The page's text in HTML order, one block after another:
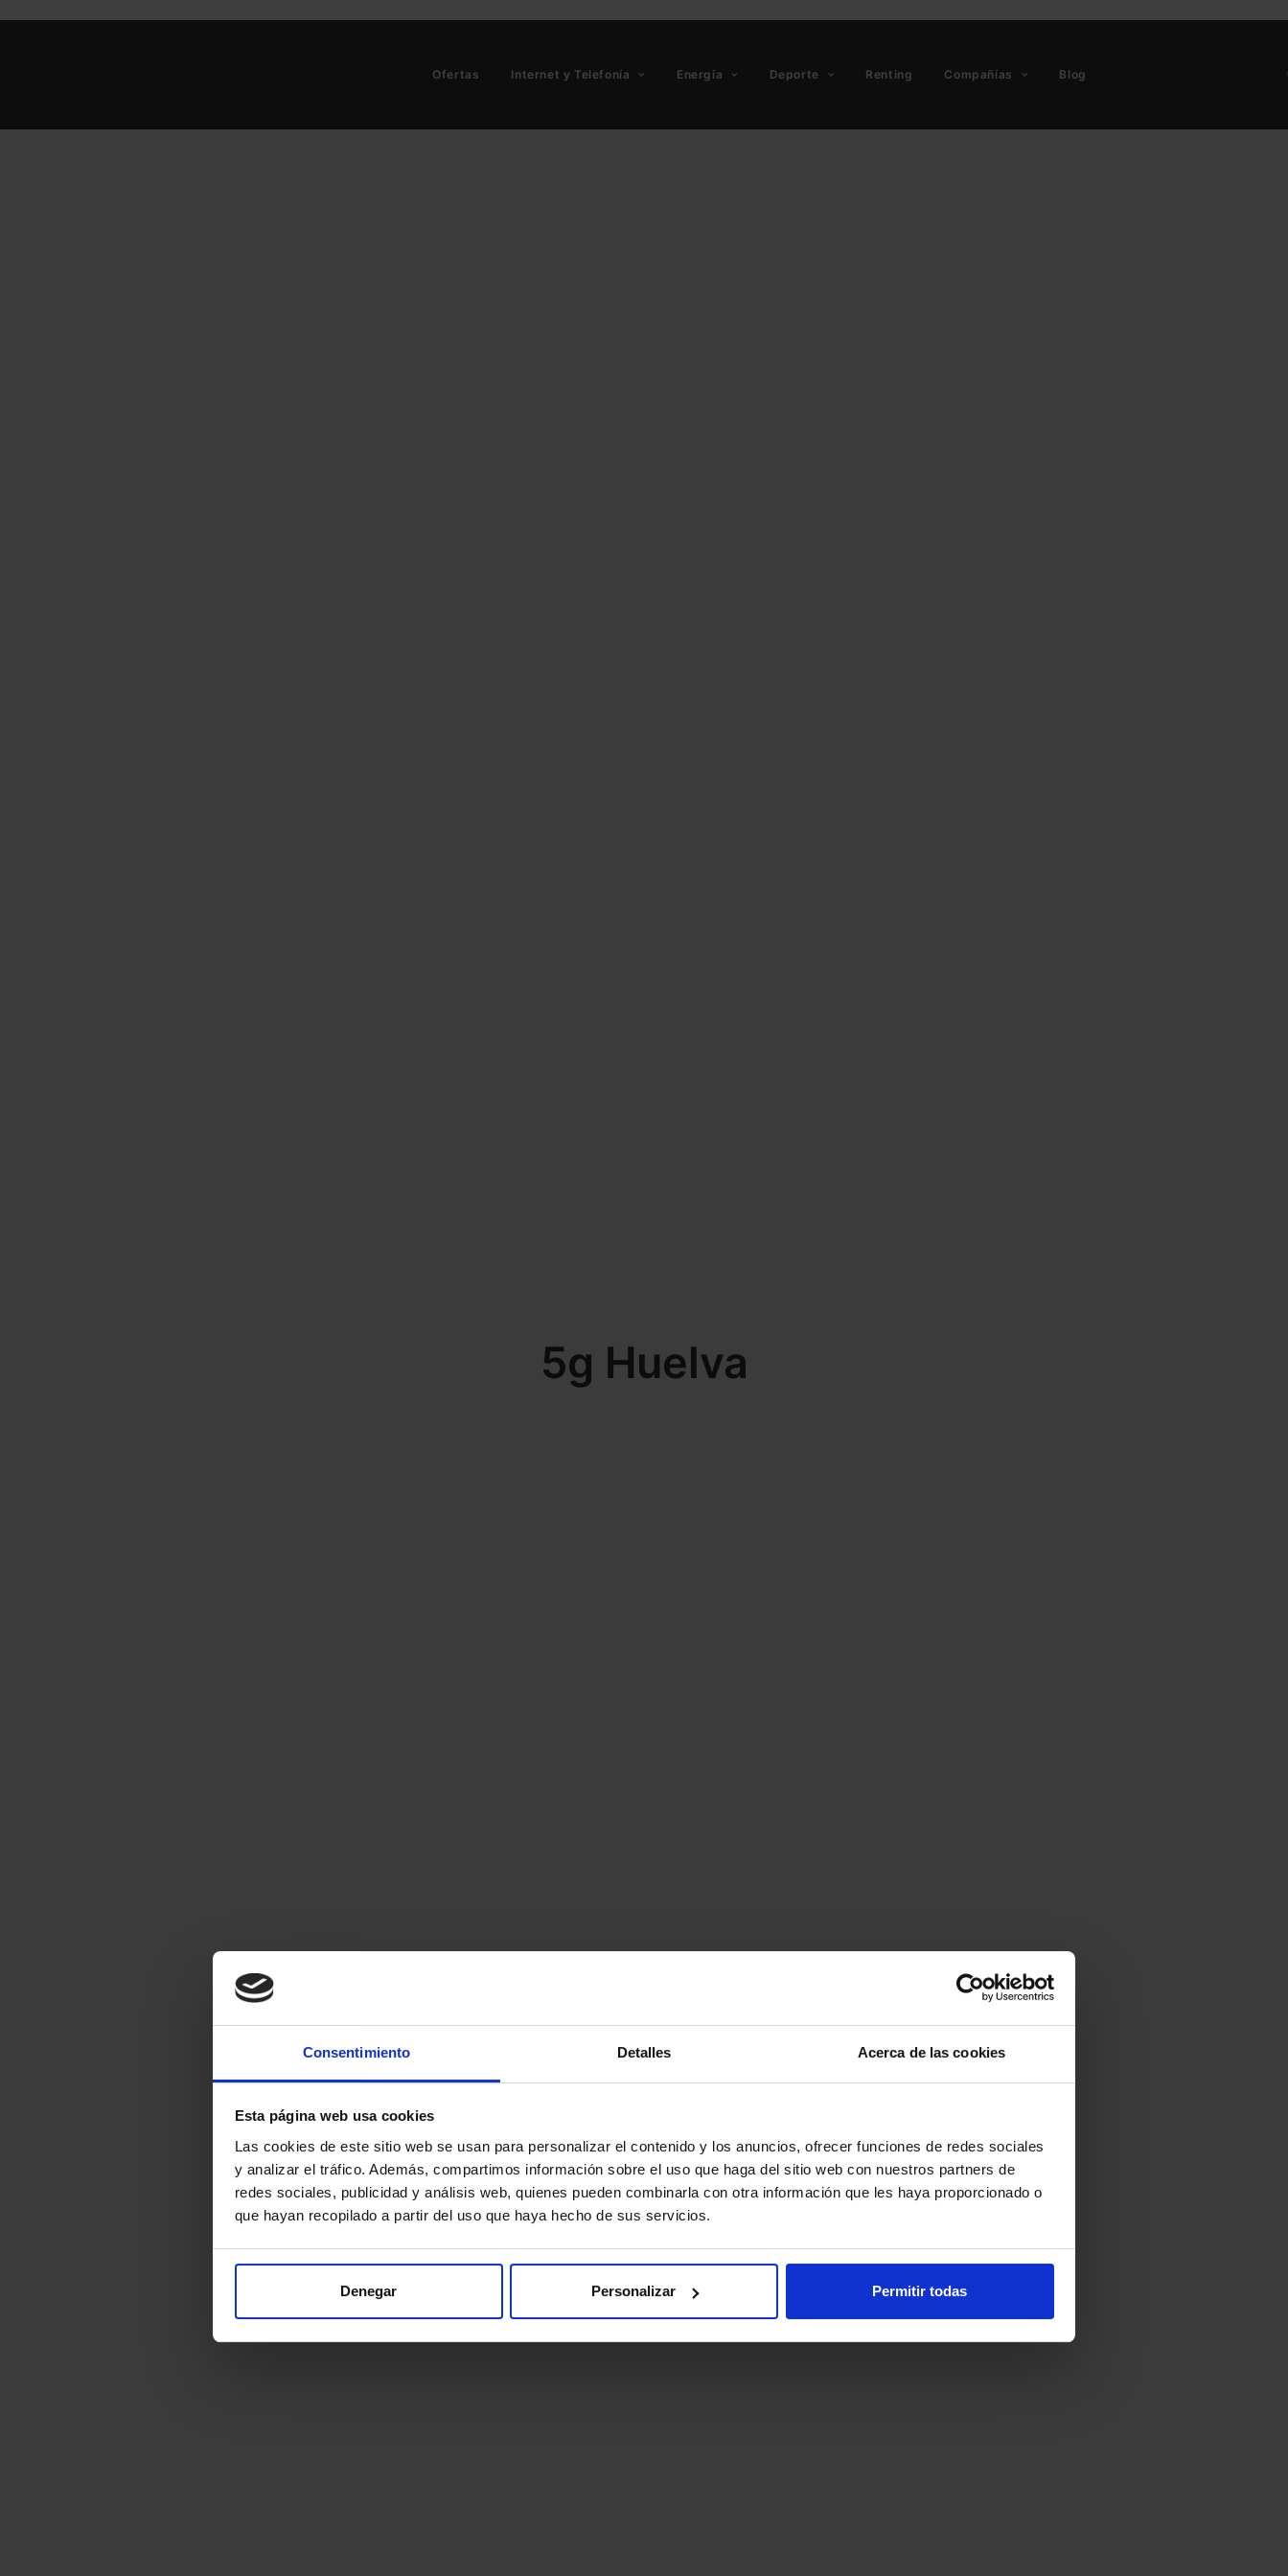
Consentimiento Detalles Acerca de las cookies
Esta página web usa cookies
Las cookies de este sitio web se usan para personalizar el contenido y los anuncios, ofrecer funciones de redes sociales
y analizar el tráfico. Además, compartimos información sobre el uso que haga del sitio web con nuestros partners de
redes sociales, publicidad y análisis web, quienes pueden combinarla con otra información que les haya proporcionado o
que hayan recopilado a partir del uso que haya hecho de sus servicios.
Denegar Personalizar Permitir todas
Ofertas Internet y Telefonía Energía Deporte Renting Compañías Blog
5g Huelva